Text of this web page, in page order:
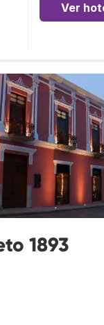
Ver
1893